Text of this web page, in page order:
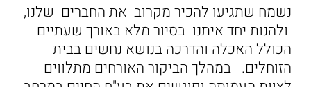
נשמח שתגיעו להכיר מקרוב את החברים שלנו,
ולהנות יחד איתנו בסיור מלא באורך שעתיים
הכולל האכלה והדרכה בנושא נחשים בבית
הזוחלים. במהלך הביקור האורחים מתלווים